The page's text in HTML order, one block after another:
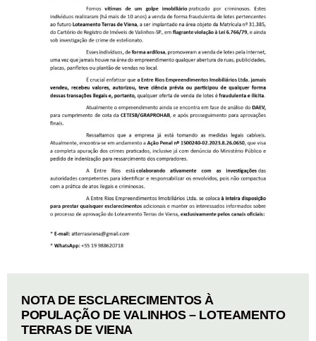
NOTA DE ESCLARECIMENTOS À
POPULAÇÃO DE VALINHOS – LOTEAMENTO
TERRAS DE VIENA